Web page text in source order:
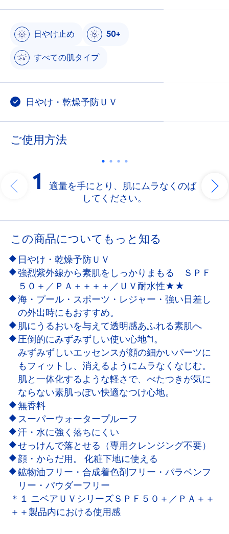
日やけ止め 50+
すべての肌タイプ
日やけ・乾燥予防ＵＶ
ご使用方法
1
適量を手にとり、肌にムラなくのば
してください。
この商品についてもっと知る
日やけ・乾燥予防ＵＶ
強烈紫外線から素肌をしっかりまもる ＳＰＦ
５０＋／ＰＡ＋＋＋＋／ＵＶ耐水性★★
海・プール・スポーツ・レジャー・強い日差し
の外出時にもおすすめ。
肌にうるおいを与えて透明感あふれる素肌へ
圧倒的にみずみずしい使い心地*1。
みずみずしいエッセンスが顔の細かいパーツに
もフィットし、消えるようにムラなくなじむ。
肌と一体化するような軽さで、べたつきが気に
ならない素肌っぽい快適なつけ心地。
無香料
スーパーウォータープルーフ
汗・水に強く落ちにくい
せっけんで落とせる（専用クレンジング不要）
顔・からだ用。 化粧下地に使える
鉱物油フリー・合成着色剤フリー・パラベンフ
リー・パウダーフリー
＊１ ニベアＵＶシリーズＳＰＦ５０＋／ＰＡ＋＋
＋＋製品内における使用感